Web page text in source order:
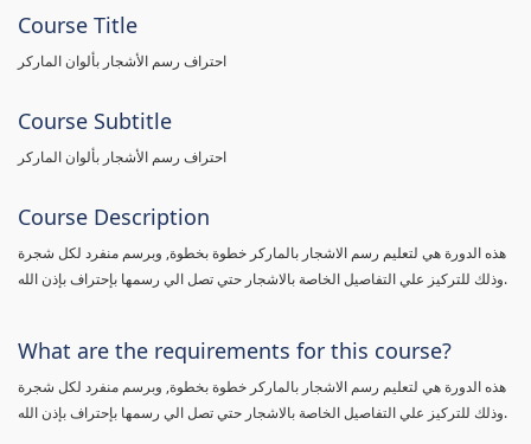
Course Title
احتراف رسم الأشجار بألوان الماركر
Course Subtitle
احتراف رسم الأشجار بألوان الماركر
Course Description
هذه الدورة هي لتعليم رسم الاشجار بالماركر خطوة بخطوة, وبرسم منفرد لكل شجرة
وذلك للتركيز علي التفاصيل الخاصة بالاشجار حتي تصل الي رسمها بإحتراف بإذن الله.
What are the requirements for this course?
هذه الدورة هي لتعليم رسم الاشجار بالماركر خطوة بخطوة, وبرسم منفرد لكل شجرة
وذلك للتركيز علي التفاصيل الخاصة بالاشجار حتي تصل الي رسمها بإحتراف بإذن الله.